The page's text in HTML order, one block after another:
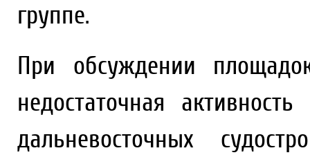
группе.
При обсуждении
недостаточная
дальневосточных